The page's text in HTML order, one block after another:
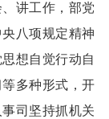
讲工作，部党
八项规定精神
想自觉行动自
多种形式，开
司坚持抓机关